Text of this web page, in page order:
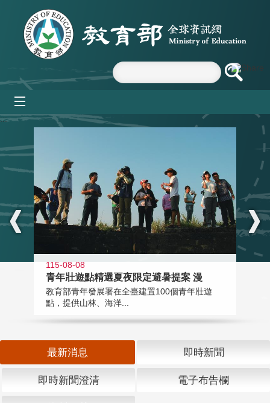
跳到主要內容區塊
:::
115-08-08
青年壯遊點精選夏夜限定避暑提案 漫
教育部青年發展署在全臺建置100個青年壯遊
點，提供山林、海洋...
最新消息 即時新聞
即時新聞澄清 電子布告欄